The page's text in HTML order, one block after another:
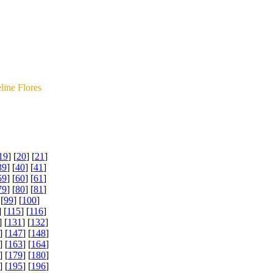
Flores
] [20] [21]
] [40] [41]
] [60] [61]
] [80] [81]
99] [100]
[115] [116]
[131] [132]
] [147] [148]
] [163] [164]
] [179] [180]
] [195] [196]